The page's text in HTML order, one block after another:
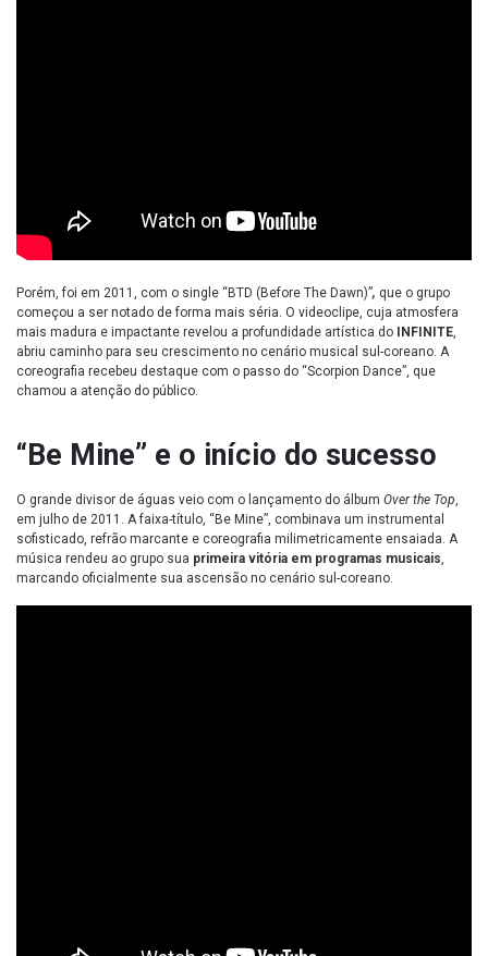
Porém, foi em 2011, com o single “BTD (Before The Dawn)”, que o grupo
começou a ser notado de forma mais séria. O videoclipe, cuja atmosfera
mais madura e impactante revelou a profundidade artística do
INFINITE,
abriu caminho para seu crescimento no cenário musical sul-coreano. A
coreografia recebeu destaque com o passo do “Scorpion Dance”, que
chamou a atenção do público.
“Be Mine” e o início do sucesso
O grande divisor de águas veio com o lançamento do álbum Over the Top,
em julho de 2011. A faixa-título, “Be Mine”, combinava um instrumental
sofisticado, refrão marcante e coreografia milimetricamente ensaiada. A
música rendeu ao grupo sua primeira vitória em programas musicais,
marcando oficialmente sua ascensão no cenário sul-coreano.